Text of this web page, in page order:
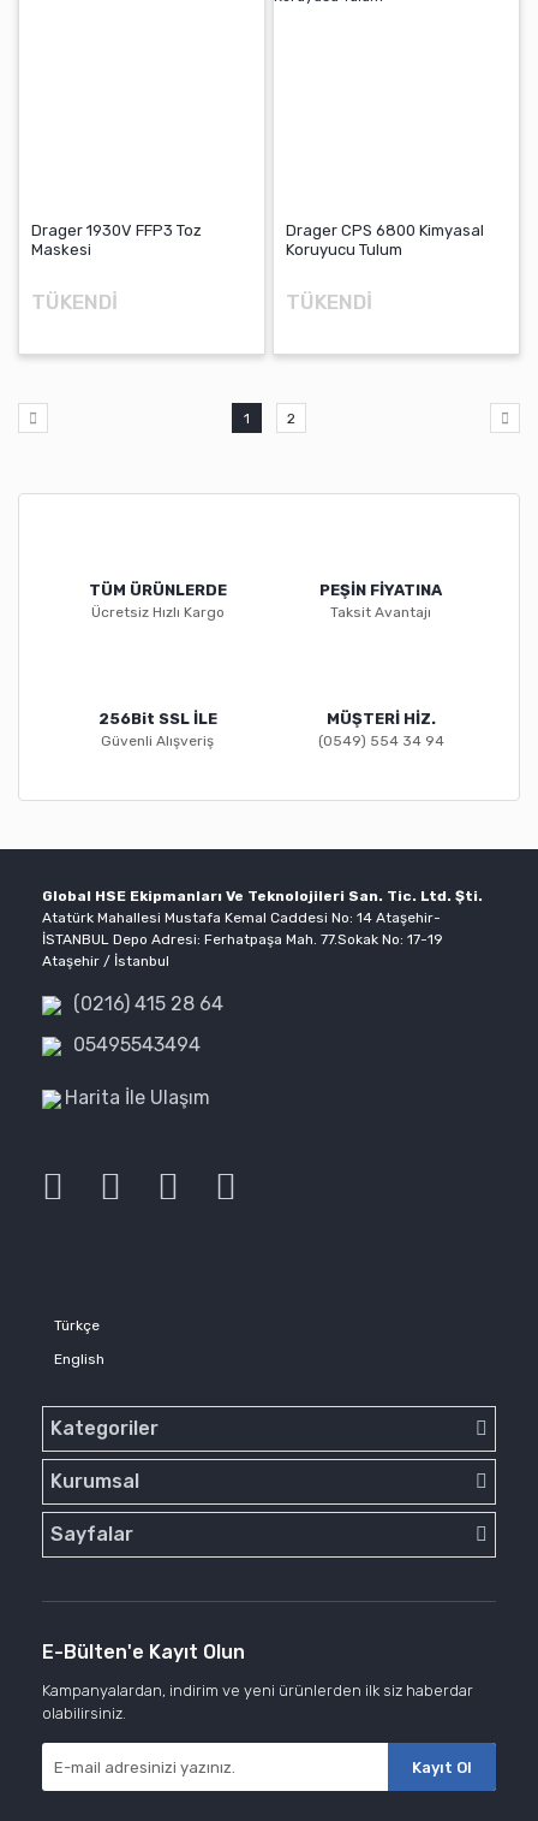
Drager 1930V FFP3 Toz
Maskesi
TÜKENDİ
Drager CPS 6800 Kimyasal
Koruyucu Tulum
TÜKENDİ
1 2
TÜM ÜRÜNLERDE
Ücretsiz Hızlı Kargo
PEŞİN FİYATINA
Taksit Avantajı
256Bit SSL İLE
Güvenli Alışveriş
MÜŞTERİ HİZ.
(0549) 554 34 94
Global HSE Ekipmanları Ve Teknolojileri San. Tic. Ltd. Şti.
Atatürk Mahallesi Mustafa Kemal Caddesi No: 14 Ataşehir-
İSTANBUL Depo Adresi: Ferhatpaşa Mah. 77.Sokak No: 17-19
Ataşehir / İstanbul
(0216) 415 28 64
05495543494
Harita İle Ulaşım
Türkçe
English
Kategoriler
Kurumsal
Sayfalar
E-Bülten'e Kayıt Olun
Kampanyalardan, indirim ve yeni ürünlerden ilk siz haberdar
olabilirsiniz.
Kayıt Ol